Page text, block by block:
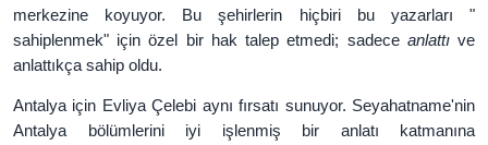
merkezine koyuyor. Bu şehirlerin hiçbiri bu yazarları "
sahiplenmek" için özel bir hak talep etmedi; sadece anlattıve
anlattıkça sahip oldu.
Antalya için Evliya Çelebi aynı fırsatı sunuyor. Seyahatname'nin
Antalya bölümlerini iyi işlenmiş bir anlatı katmanına